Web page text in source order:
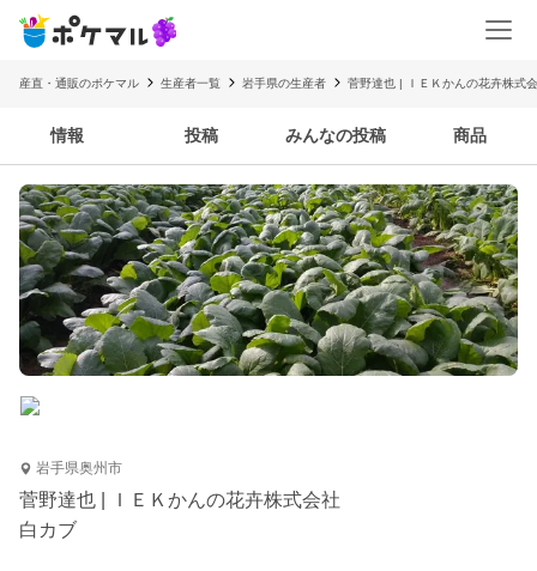
産直・通販のポケマル 生産者一覧 岩手県の生産者 菅野達也 | ＩＥＫかんの花卉株式
情報 投稿 みんなの投稿 商品
岩手県奥州市
菅野達也 | ＩＥＫかんの花卉株式会社
白カブ